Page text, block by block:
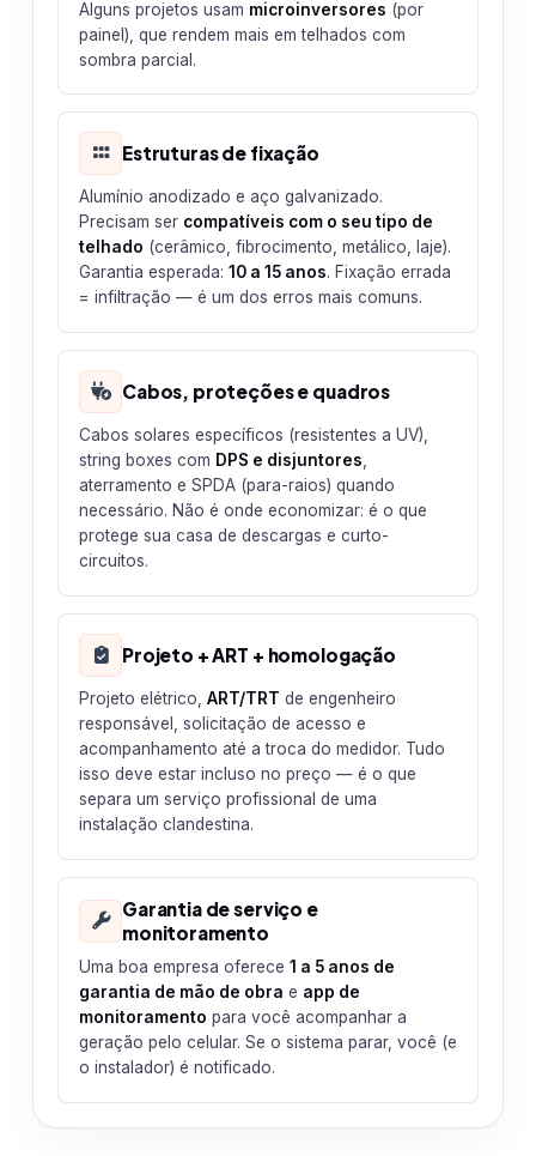
Alguns projetos usam microinversores (por
painel), que rendem mais em telhados com
sombra parcial.
Estruturas de fixação
Alumínio anodizado e aço galvanizado.
Precisam ser compatíveis com o seu tipo de
telhado (cerâmico, fibrocimento, metálico, laje).
Garantia esperada: 10 a 15 anos. Fixação errada
= infiltração — é um dos erros mais comuns.
Cabos, proteções e quadros
Cabos solares específicos (resistentes a UV),
string boxes com DPS e disjuntores,
aterramento e SPDA (para-raios) quando
necessário. Não é onde economizar: é o que
protege sua casa de descargas e curto-
circuitos.
Projeto + ART + homologação
Projeto elétrico, ART/TRT de engenheiro
responsável, solicitação de acesso e
acompanhamento até a troca do medidor. Tudo
isso deve estar incluso no preço — é o que
separa um serviço profissional de uma
instalação clandestina.
Garantia de serviço e
monitoramento
Uma boa empresa oferece 1 a 5 anos de
garantia de mão de obra e app de
monitoramento para você acompanhar a
geração pelo celular. Se o sistema parar, você (e
o instalador) é notificado.